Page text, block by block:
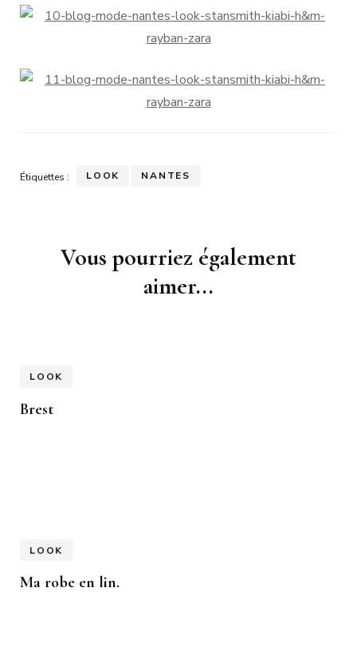
Étiquettes : LOOK NANTES
Navigation
Vous pourriez également
aimer...
LOOK
Brest
LOOK
Ma robe en lin.